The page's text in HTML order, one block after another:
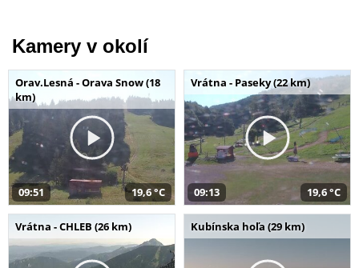
Kamery v okolí
Orav.Lesná - Orava Snow (18
km)
09:51 19,6 °C
Vrátna - Paseky (22 km)
09:13 19,6 °C
Vrátna - CHLEB (26 km) Kubínska hoľa (29 km)